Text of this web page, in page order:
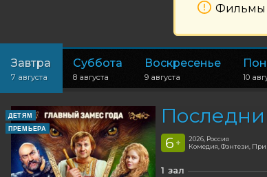
Фильмы
Завтра
7 августа
Суббота
8 августа
Воскресенье
9 августа 10
ДЕТЯМ
ПРЕМЬЕРА
6 +
2026, Россия
Комедия, Фэнтези,
1 зал